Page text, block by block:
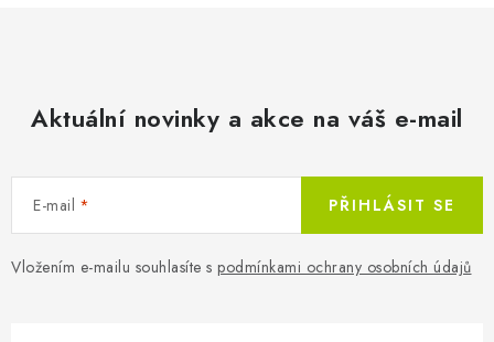
Aktuální novinky a akce na váš e-mail
E-mail
Vložením e-mailu souhlasíte s podmínkami ochrany osobních údajů
PŘIHLÁSIT SE